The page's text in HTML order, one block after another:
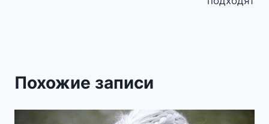
Похожие записи